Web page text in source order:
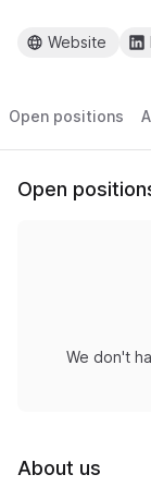
Website
Open positions
Open
We don't
About us